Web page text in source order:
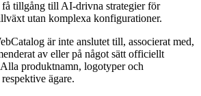
få tillgång till AI-drivna strategier för
utan komplexa konfigurationer.
är inte anslutet till, associerat med,
av eller på något sätt officiellt
produktnamn, logotyper och
ägare.